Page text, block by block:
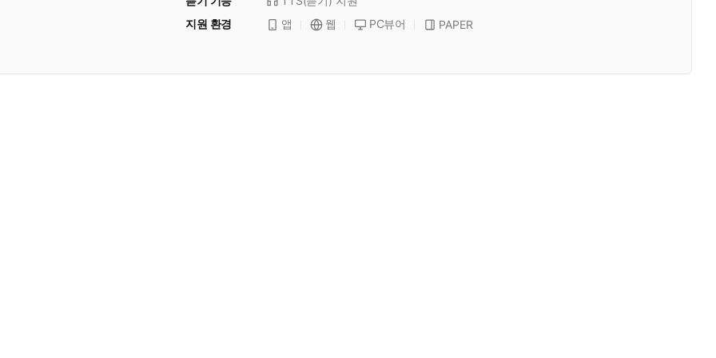
지원 환경
앱 웹 PC뷰어 PAPER